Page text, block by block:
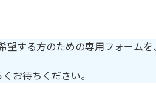
望する方のための専用フォームを
お待ちください。